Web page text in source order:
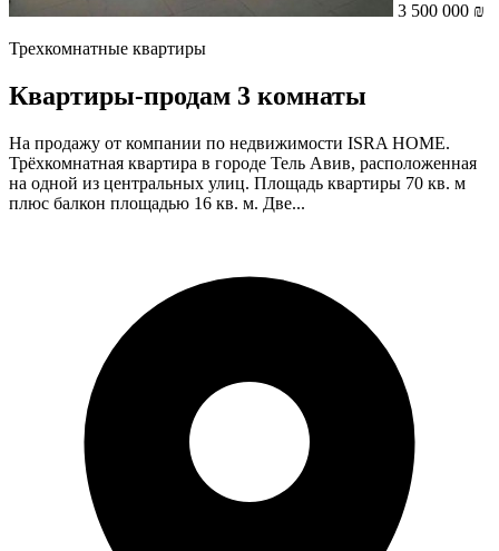
3 500 000 ₪
Трехкомнатные квартиры
Квартиры-продам 3 комнаты
На продажу от компании по недвижимости ISRA HOME.
Трёхкомнатная квартира в городе Тель Авив, расположенная
на одной из центральных улиц. Площадь квартиры 70 кв. м
плюс балкон площадью 16 кв. м. Две...